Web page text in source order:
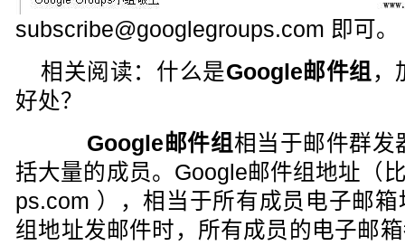
subscribe@googlegroups.com 即可。
相关阅读：什么是Google邮件组 ，
好处？
Google邮件组 相当于邮件群发
括大量的成员。Google邮件组地址（
ps.com ），相当于所有成员电子邮
组地址发邮件时，所有成员的电子邮